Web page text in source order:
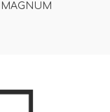
MAGNUM